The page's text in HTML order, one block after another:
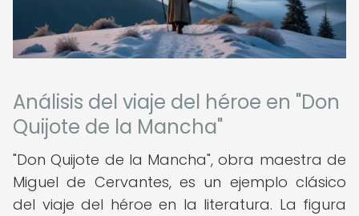
Análisis del viaje del héroe en "Don
Quijote de la Mancha"
"Don Quijote de la Mancha", obra maestra de
Miguel de Cervantes, es un ejemplo clásico
del viaje del héroe en la literatura. La figura